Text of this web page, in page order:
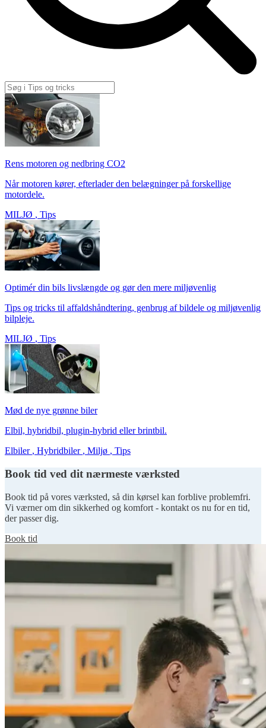
Rens motoren og nedbring CO2
Når motoren kører, efterlader den belægninger på forskellige
motordele.
MILJØ , Tips
Optimér din bils livslængde og gør den mere miljøvenlig
Tips og tricks til affaldshåndtering, genbrug af bildele og miljøvenlig
bilpleje.
MILJØ , Tips
Mød de nye grønne biler
Elbil, hybridbil, plugin-hybrid eller brintbil.
Elbiler , Hybridbiler , Miljø , Tips
Book tid ved dit nærmeste værksted
Book tid på vores værksted, så din kørsel kan forblive problemfri.
Vi værner om din sikkerhed og komfort - kontakt os nu for en tid,
der passer dig.
Book tid